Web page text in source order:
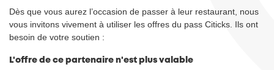
Dès que vous aurez l’occasion de passer à leur restaurant, nous
vous invitons vivement à utiliser les offres du pass Citicks. Ils ont
besoin de votre soutien :
L'offre de ce partenaire n'est plus valable